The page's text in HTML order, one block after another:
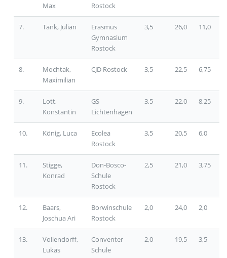
Max
Rostock
7. Tank, Julian
Erasmus
Gymnasium
Rostock
3,5 26,0 11,0
8.
Mochtak,
Maximilian
CJD Rostock 3,5 22,5 6,75
9.
Lott,
Konstantin
GS
Lichtenhagen
3,5 22,0 8,25
10. König, Luca
Ecolea
Rostock
3,5 20,5 6,0
11.
Stigge,
Konrad
Don-Bosco-
Schule
Rostock
2,5 21,0 3,75
12.
Baars,
Joschua Ari
Borwinschule
Rostock
2,0 24,0 2,0
13.
Vollendorff,
Lukas
Conventer
Schule
2,0 19,5 3,5